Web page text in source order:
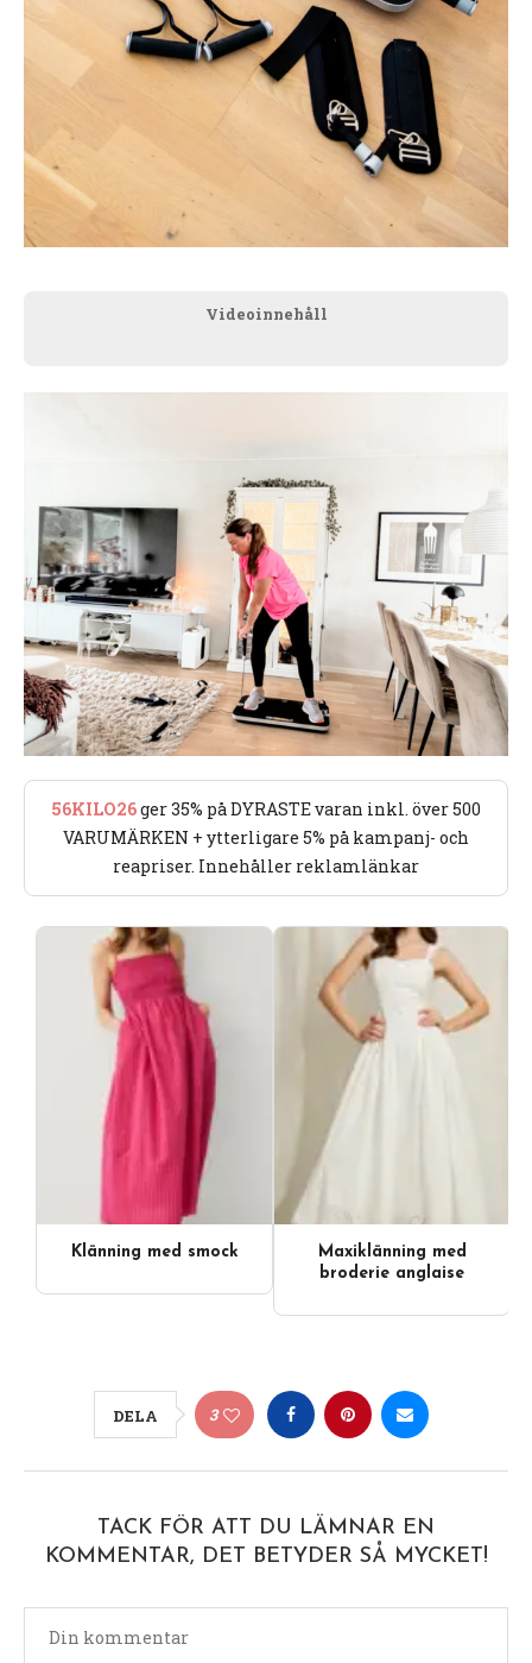
Videoinnehåll
56KILO26ger 35% på DYRASTE varan inkl. över 500
VARUMÄRKEN + ytterligare 5% på kampanj- och
reapriser. Innehåller reklamlänkar
Klänning med smock
Maxiklänning med
broderie anglaise
DELA 3
TACK FÖR ATT DU LÄMNAR EN
KOMMENTAR, DET BETYDER SÅ MYCKET!